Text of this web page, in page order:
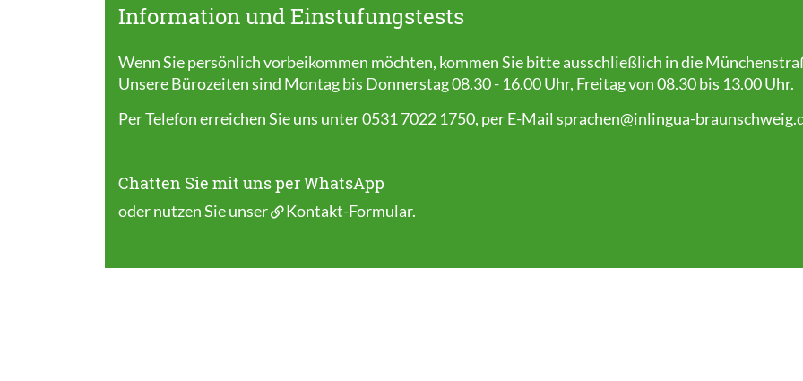
Information und Einstufungstests
Wenn Sie persönlich vorbeikommen möchten, kommen Sie bitte ausschließlich in die
Unsere Bürozeiten sind Montag bis Donnerstag 08.30 - 16.00 Uhr, Freitag von 08.30 bis 13.00 Uhr.
Per Telefon erreichen Sie uns unter 0531 7022 1750, per E-Mail sprachen@inlingua-
Chatten Sie mit uns per WhatsApp
oder nutzen Sie unser Kontakt-Formular.